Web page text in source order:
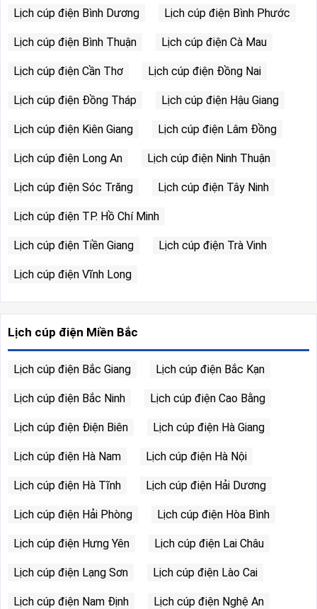
Lịch cúp điện Bình Dương Lịch cúp điện Bình Phước
Lịch cúp điện Bình Thuận Lịch cúp điện Cà Mau
Lịch cúp điện Cần Thơ Lịch cúp điện Đồng Nai
Lịch cúp điện Đồng Tháp Lịch cúp điện Hậu Giang
Lịch cúp điện Kiên Giang Lịch cúp điện Lâm Đồng
Lịch cúp điện Long An Lịch cúp điện Ninh Thuận
Lịch cúp điện Sóc Trăng Lịch cúp điện Tây Ninh
Lịch cúp điện TP. Hồ Chí Minh
Lịch cúp điện Tiền Giang Lịch cúp điện Trà Vinh
Lịch cúp điện Vĩnh Long
Lịch cúp điện Miền Bắc
Lịch cúp điện Bắc Giang Lịch cúp điện Bắc Kạn
Lịch cúp điện Bắc Ninh Lịch cúp điện Cao Bằng
Lịch cúp điện Điện Biên Lịch cúp điện Hà Giang
Lịch cúp điện Hà Nam Lịch cúp điện Hà Nội
Lịch cúp điện Hà Tĩnh Lịch cúp điện Hải Dương
Lịch cúp điện Hải Phòng Lịch cúp điện Hòa Bình
Lịch cúp điện Hưng Yên Lịch cúp điện Lai Châu
Lịch cúp điện Lạng Sơn Lịch cúp điện Lào Cai
Lịch cúp điện Nam Định Lịch cúp điện Nghệ An